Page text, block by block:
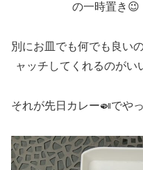
の一時置き😉
別にお皿でも何でも良い
ャッチしてくれるのがい
それが先日カレー🍛でや